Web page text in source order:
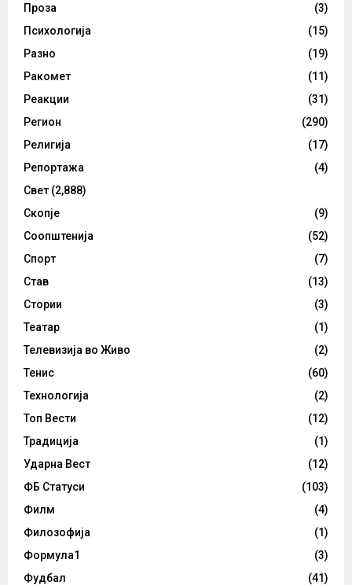
Проза
(3)
Психологија
(15)
Разно
(19)
Ракомет
(11)
Реакции
(31)
Регион
(290)
Религија
(17)
Репортажа
(4)
Свет (2,888)
Скопје
(9)
Соопштенија
(52)
Спорт
(7)
Став
(13)
Стории
(3)
Театар
(1)
Телевизија во Живо
(2)
Тенис
(60)
Технологија
(2)
Топ Вести
(12)
Традиција
(1)
Ударна Вест
(12)
ФБ Статуси
(103)
Филм
(4)
Филозофија
(1)
Формула1
(3)
Фудбал
(41)